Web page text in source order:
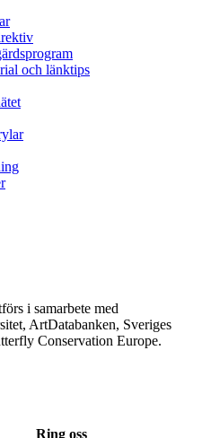
och länktips
i samarbete med
ArtDatabanken, Sveriges
Conservation Europe.
Ring oss